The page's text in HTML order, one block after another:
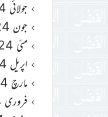
جولائی 2024
جون 2024
مئی 2024
اپریل 2024
مارچ 2024
فروری 2024